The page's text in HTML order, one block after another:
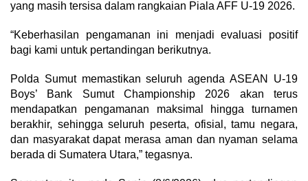
yang masih tersisa dalam rangkaian Piala AFF U-19 2026.
“Keberhasilan pengamanan ini menjadi evaluasi positif
bagi kami untuk pertandingan berikutnya.
Polda Sumut memastikan seluruh agenda ASEAN U-19
Boys’ Bank Sumut Championship 2026 akan terus
mendapatkan pengamanan maksimal hingga turnamen
berakhir, sehingga seluruh peserta, ofisial, tamu negara,
dan masyarakat dapat merasa aman dan nyaman selama
berada di Sumatera Utara,” tegasnya.